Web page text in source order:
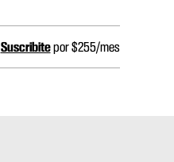
Suscribitepor $255/mes